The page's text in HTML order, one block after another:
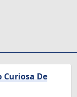
Curiosa De